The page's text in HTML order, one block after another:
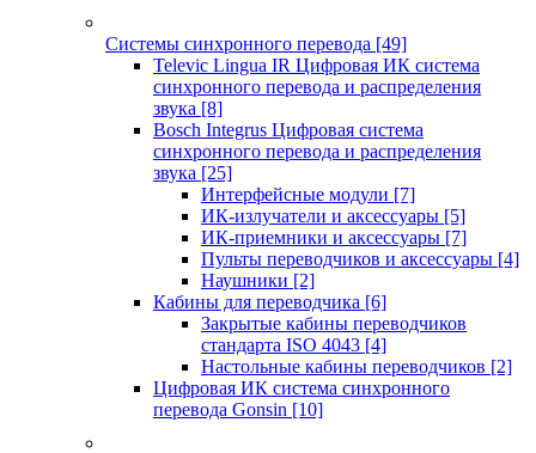
Системы синхронного перевода [49]
Televic Lingua IR Цифровая ИК система
синхронного перевода и распределения
звука [8]
Bosch Integrus Цифровая система
синхронного перевода и распределения
звука [25]
Интерфейсные модули [7]
ИК-излучатели и аксессуары [5]
ИК-приемники и аксессуары [7]
Пульты переводчиков и аксессуары [4]
Наушники [2]
Кабины для переводчика [6]
Закрытые кабины переводчиков
стандарта ISO 4043 [4]
Настольные кабины переводчиков [2]
Цифровая ИК система синхронного
перевода Gonsin [10]